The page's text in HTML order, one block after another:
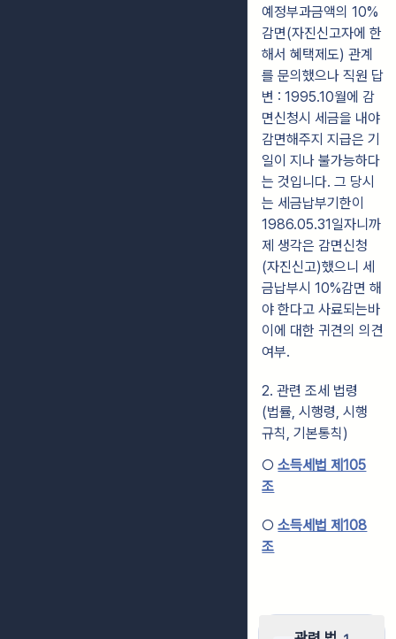
예정부과금액의 10%
감면(자진신고자에 한
해서 혜택제도) 관계
를 문의했으나 직원 답
변 : 1995.10월에 감
면신청시 세금을 내야
감면해주지 지급은 기
일이 지나 불가능하다
는 것입니다. 그 당시
는 세금납부기한이
1986.05.31일자니까
제 생각은 감면신청
(자진신고)했으니 세
금납부시 10%감면 해
야 한다고 사료되는바
이에 대한 귀견의 의견
여부.
2. 관련 조세 법령
(법률, 시행령, 시행
규칙, 기본통칙)
○소득세법 제105
조
○소득세법 제108
조